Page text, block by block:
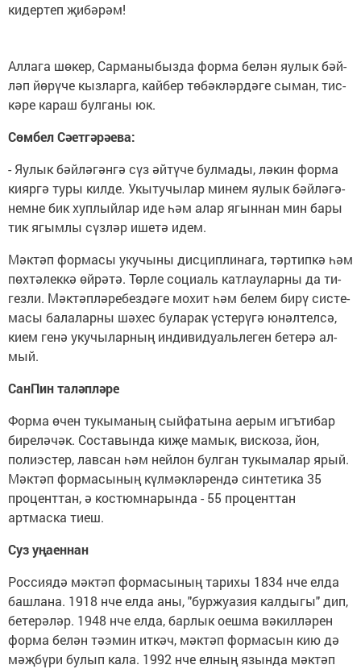
кид­ер­теп җи­бә­рәм!
Ал­ла­га шө­кер, Сар­ма­ны­быз­да фор­ма бе­лән яу­лык бәй­
ләп йө­рү­че кыз­лар­га, кай­бер тө­бәк­ләр­дә­ге сы­ман, тис­
кә­ре ка­раш бул­га­ны юк.
Сөм­бел Сәетгәрәева:
- Яу­лык бәй­лә­гән­гә сүз әй­тү­че бул­ма­ды, лә­кин фор­ма
ки­яргә ту­ры кил­де. Укы­ту­чы­лар ми­нем яу­лык бәй­лә­гә­
нем­не бик хуп­лый­лар иде һәм алар ягын­нан мин ба­ры
тик ягым­лы сүз­ләр ише­тә идем.
Мәк­тәп фор­ма­сы уку­чы­ны дис­цип­ли­на­га, тәр­тип­кә һәм
пөх­тә­лек­кә өй­рә­тә. Төр­ле со­ци­аль кат­лау­лар­ны да ти­
гез­ли. Мәк­тәп­лә­ре­без­дә­ге мо­хит һәм бе­лем би­рү сис­те­
ма­сы ба­ла­лар­ны шә­хес бу­ла­рак үс­те­рү­гә юнәл­тел­сә,
ки­ем ге­нә уку­чы­лар­ның ин­ди­ви­ду­аль­ле­ген бе­те­рә ал­
мый.
СанПин таләпләре
Форма өчен тукыманың сыйфатына аерым игътибар
биреләчәк. Составында киҗе мамык, вискоза, йон,
полиэстер, лавсан һәм нейлон булган тукымалар ярый.
Мәктәп формасының күлмәкләрендә синтетика 35
проценттан, ә костюмнарында - 55 проценттан
артмаска тиеш.
Суз уңаеннан
Россиядә мәктәп формасының тарихы 1834 нче елда
башлана. 1918 нче елда аны, "буржуазия калдыгы" дип,
бетерәләр. 1948 нче елда, барлык оешма вәкилләрен
форма белән тәэмин иткәч, мәктәп формасын кию дә
мәҗбүри булып кала. 1992 нче елның язында мәктәп